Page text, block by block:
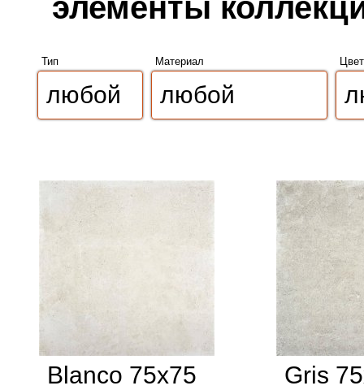
элементы
Тип Материал Цвет
Blanco 75x75
Gris